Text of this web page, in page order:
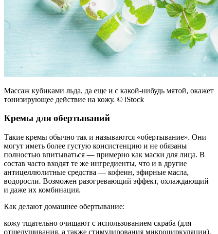
Массаж кубиками льда, да еще и с какой-нибудь мятой, окажет
тонизирующее действие на кожу. © iStock
Кремы для обертываний
Такие кремы обычно так и называются «обертывание». Они
могут иметь более густую консистенцию и не обязаны
полностью впитываться — примерно как маски для лица. В
состав часто входят те же ингредиенты, что и в другие
антицеллюлитные средства — кофеин, эфирные масла,
водоросли. Возможен разогревающий эффект, охлаждающий
и даже их комбинация.
Как делают домашнее обертывание:
кожу тщательно очищают с использованием скраба (для
отшелушивания, а также стимулирования микроциркуляции),